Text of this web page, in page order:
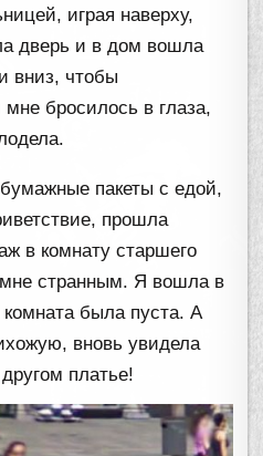
играя наверху,
дверь и в дом вошла
вниз, чтобы
мне бросилось в глаза,
пакеты с едой,
прошла
в комнату старшего
мне странным. Я вошла в
была пуста. А
вновь увидела
платье!